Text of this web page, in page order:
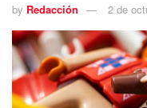
by Redacción 2 de